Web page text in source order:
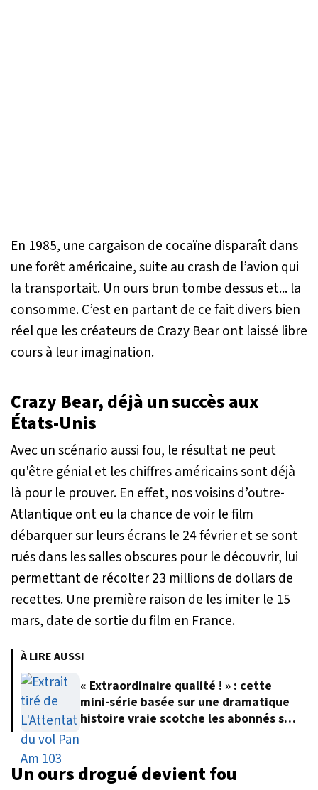
En 1985, une cargaison de cocaïne disparaît dans
une forêt américaine, suite au crash de l’avion qui
la transportait. Un ours brun tombe dessus et... la
consomme. C’est en partant de ce fait divers bien
réel que les créateurs de Crazy Bear ont laissé libre
cours à leur imagination.
Crazy Bear, déjà un succès aux
États-Unis
Avec un scénario aussi fou, le résultat ne peut
qu'être génial et les chiffres américains sont déjà
là pour le prouver. En effet, nos voisins d’outre-
Atlantique ont eu la chance de voir le film
débarquer sur leurs écrans le 24 février et se sont
rués dans les salles obscures pour le découvrir, lui
permettant de récolter 23 millions de dollars de
recettes. Une première raison de les imiter le 15
mars, date de sortie du film en France.
À LIRE AUSSI
« Extraordinaire qualité ! » : cette
mini-série basée sur une dramatique
histoire vraie scotche les abonnés sur
Un ours drogué devient fou